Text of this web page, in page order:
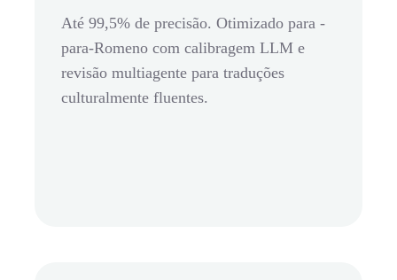
Até 99,5% de precisão. Otimizado para -
para-Romeno com calibragem LLM e
revisão multiagente para traduções
culturalmente fluentes.